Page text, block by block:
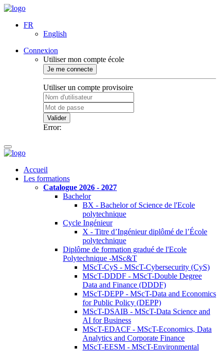
FR
English
Connexion
Utiliser mon compte école
Je me connecte
Utiliser un compte provisoire
Valider
Error:
Accueil
Les formations
Catalogue 2026 - 2027
Bachelor
BX - Bachelor of Science de l'Ecole
polytechnique
Cycle Ingénieur
X - Titre d’Ingénieur diplômé de l’École
polytechnique
Diplôme de formation gradué de l'Ecole
Polytechnique -MSc&T
MScT-CyS - MScT-Cybersecurity (CyS)
MScT-DDDF - MScT-Double Degree
Data and Finance (DDDF)
MScT-DEPP - MScT-Data and Economics
for Public Policy (DEPP)
MScT-DSAIB - MScT-Data Science and
AI for Business
MScT-EDACF - MScT-Economics, Data
Analytics and Corporate Finance
MScT-EESM - MScT-Environmental